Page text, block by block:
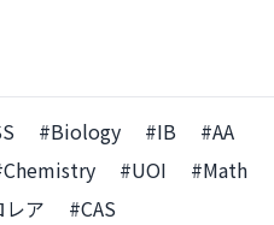
#Biology #IB
#AA
#UOI
#Math
ア
#CAS